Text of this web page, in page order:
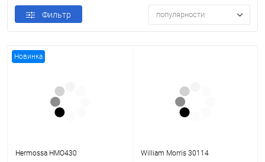
Фильтр популярности
Новинка
Hermossa HMO430 William Morris 30114